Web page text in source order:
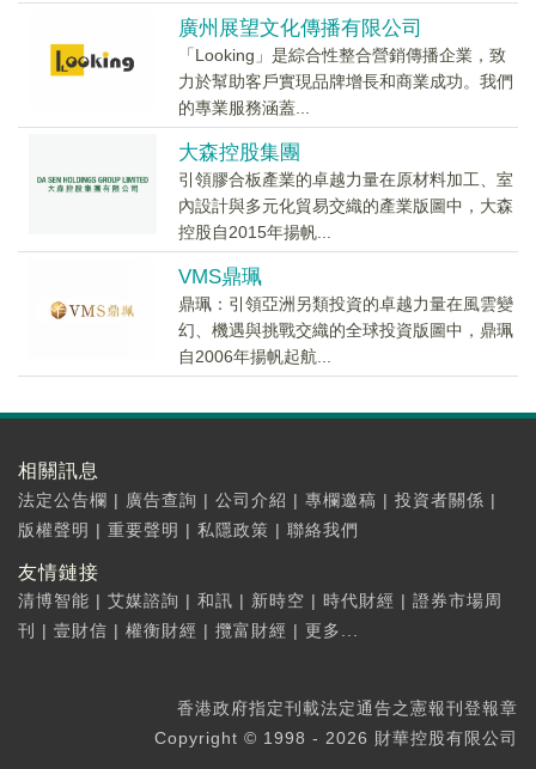
廣州展望文化傳播有限公司
「Looking」是綜合性整合營銷傳播企業，致
力於幫助客戶實現品牌增長和商業成功。我們
的專業服務涵蓋...
大森控股集團
引領膠合板產業的卓越力量在原材料加工、室
內設計與多元化貿易交織的產業版圖中，大森
控股自2015年揚帆...
VMS鼎珮
鼎珮：引領亞洲另類投資的卓越力量在風雲變
幻、機遇與挑戰交織的全球投資版圖中，鼎珮
自2006年揚帆起航...
相關訊息
法定公告欄 | 廣告查詢 | 公司介紹 | 專欄邀稿 | 投資者關係 |
版權聲明 | 重要聲明 | 私隱政策 | 聯絡我們
友情鏈接
清博智能 | 艾媒諮詢 | 和訊 | 新時空 | 時代財經 | 證券市場周
刊
| 壹財信 | 權衡財經 | 攬富財經 | 更多...
香港政府指定刊載法定通告之憲報刊登報章
Copyright © 1998 - 2026 財華控股有限公司